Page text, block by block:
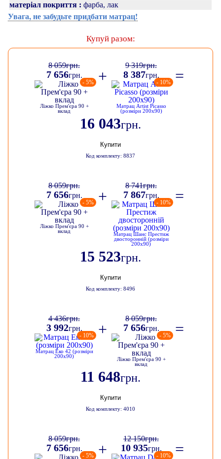
матеріал покриття : фарба, лак
Увага, не забудьте придбати матрац!
Купуй разом:
8 059грн.
7 656грн.
- 5%
Ліжко Прем'єра 90 +
вклад
+
9 319грн.
8 387грн.
- 10%
Матрац Artist Picasso
(розміри 200х90)
=
16 043грн.
Купити
Код комплекту: 8837
8 059грн.
7 656грн.
- 5%
Ліжко Прем'єра 90 +
вклад
+
8 741грн.
7 867грн.
- 10%
Матрац Шанс Престиж
двосторонній (розміри
200х90)
=
15 523грн.
Купити
Код комплекту: 8496
4 436грн.
3 992грн.
- 10%
Матрац Еко 42 (розміри
200х90)
+
8 059грн.
7 656грн.
- 5%
Ліжко Прем'єра 90 +
вклад
=
11 648грн.
Купити
Код комплекту: 4010
8 059грн.
7 656грн.
- 5% +
12 150грн.
10 935грн.
- 10% =